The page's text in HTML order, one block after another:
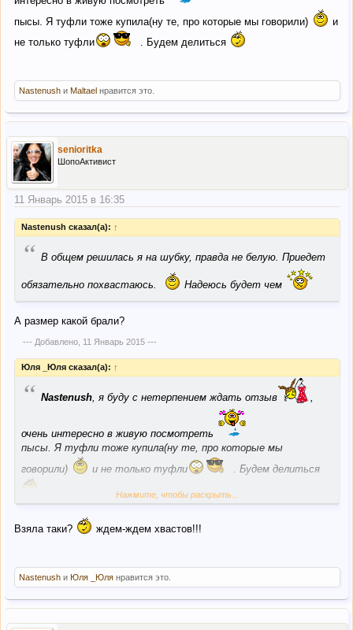
пысы. Я туфли тоже купила(ну те, про которые мы говорили)
и
не только туфли
. Будем делиться
Nastenush и Maltael нравится это.
senioritka
ШопоАктивист
11 Январь 2015 в 16:35
Nastenush сказал(а): ↑
“ В общем решилась я на шубку, правда не белую. Приедет
обязательно похвастаюсь. Надеюсь будет чем
А размер какой брали?
--- Добавлено, 11 Январь 2015---
Юля _Юля сказал(а): ↑
“ Nastenush , я буду с нетерпением ждать отзыв
очень интересно в живую посмотреть
пысы. Я туфли тоже купила(ну те, про которые мы
говорили)
и не только туфли . Будем делиться
Нажмите, чтобы раскрыть...
Взяла таки? ждем-ждем хвастов!!!
Nastenush и Юля _Юля нравится это.